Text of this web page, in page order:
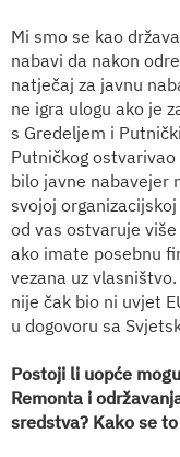
Mi smo se kao
nabavi da nakon
natječaj za javnu
ne igra ulogu ako je
s Gredeljem i
Putničkog
bilo javne nabavejer
svojoj
od vas ostvaruje
ako imate posebnu
vezana uz
nije čak bio ni uvjet
u dogovoru sa
Postoji li uopće
Remonta i
sredstva? Kako se